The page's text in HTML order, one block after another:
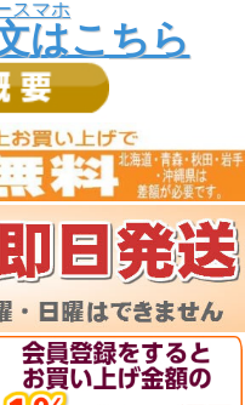
はこちら